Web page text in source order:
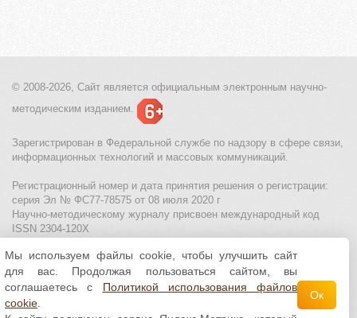
© 2008-2026, Сайт является официальным электронным научно-
методическим изданием.
Зарегистрирован в Федеральной службе по надзору в сфере связи,
информационных технологий и массовых коммуникаций.
Регистрационный номер и дата принятия решения о регистрации:
серия Эл № ФС77-78575 от 08 июля 2020 г
Научно-методическому журналу присвоен международный код
ISSN 2304-120X
МЦИТО|Школьные олимпиады и онлайн конкурсы для детей
Политика использования файлов cookie| Политика обработки и
защиты персональных данных
Все материалы доступны полицензии Creative
Мы используем файлы cookie, чтобы улучшить сайт
для вас. Продолжая пользоваться сайтом, вы
соглашаетесь с Политикой использования файлов
cookie
Ок